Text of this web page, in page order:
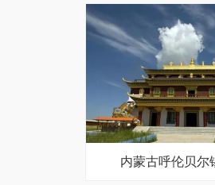
内蒙古呼伦贝尔